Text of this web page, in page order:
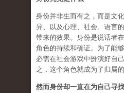
身份并非生而有之，而是文
异、以及心理、社会、语言
带来的效果。身份是说话者
角色的持续和确证。为了能
必需在社会游戏中扮演好自
之，这个角色就成为了归属的
然而身份却一直在为自己寻